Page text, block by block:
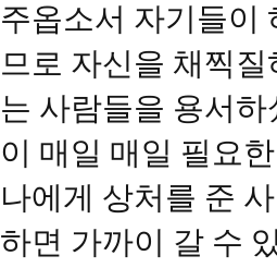
주옵소서 자기들이
므로 자신을 채찍
는 사람들을 용서
이 매일 매일 필요
나에게 상처를 준
하면 가까이 갈 수